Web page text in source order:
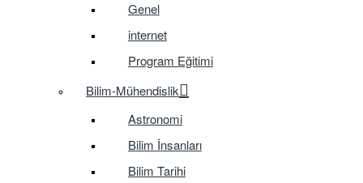
Genel
internet
Program Eğitimi
Bilim-Mühendislik
Astronomi
Bilim İnsanları
Bilim Tarihi